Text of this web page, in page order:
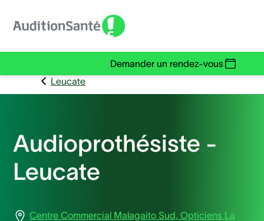
Demander un rendez-vous
Leucate
Audioprothésiste -
Leucate
Centre Commercial Malagaito Sud, Opticiens La